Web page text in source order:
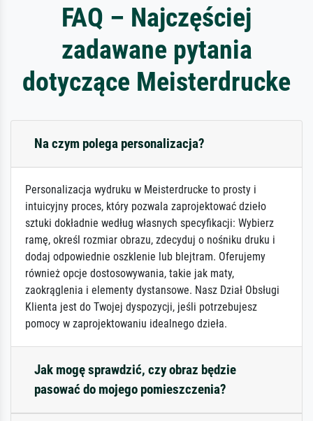
FAQ – Najczęściej
zadawane pytania
dotyczące Meisterdrucke
Na czym polega personalizacja?
Personalizacja wydruku w Meisterdrucke to prosty i
intuicyjny proces, który pozwala zaprojektować dzieło
sztuki dokładnie według własnych specyfikacji: Wybierz
ramę, określ rozmiar obrazu, zdecyduj o nośniku druku i
dodaj odpowiednie oszklenie lub blejtram. Oferujemy
również opcje dostosowywania, takie jak maty,
zaokrąglenia i elementy dystansowe. Nasz Dział Obsługi
Klienta jest do Twojej dyspozycji, jeśli potrzebujesz
pomocy w zaprojektowaniu idealnego dzieła.
Jak mogę sprawdzić, czy obraz będzie
pasować do mojego pomieszczenia?